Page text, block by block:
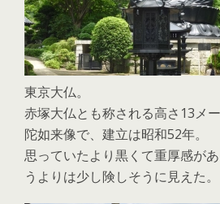
東京大仏。
赤塚大仏とも称される高さ13メ
陀如来像で、建立は昭和52年。
思っていたより黒くて重厚感が
うよりは少し険しそうに見えた。